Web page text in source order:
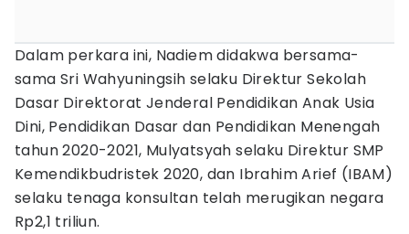
Dalam perkara ini, Nadiem didakwa bersama-
sama Sri Wahyuningsih selaku Direktur Sekolah
Dasar Direktorat Jenderal Pendidikan Anak Usia
Dini, Pendidikan Dasar dan Pendidikan Menengah
tahun 2020-2021, Mulyatsyah selaku Direktur SMP
Kemendikbudristek 2020, dan Ibrahim Arief (IBAM)
selaku tenaga konsultan telah merugikan negara
Rp2,1 triliun.